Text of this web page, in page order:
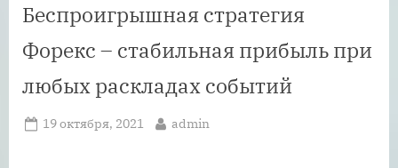
Беспроигрышная стратегия
Форекс – стабильная прибыль при
любых раскладах событий
Posted
19 октября, 2021 By
admin